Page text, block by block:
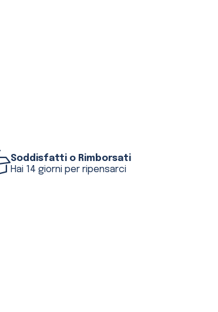
Soddisfatti o Rimborsati
Hai 14 giorni per ripensarci